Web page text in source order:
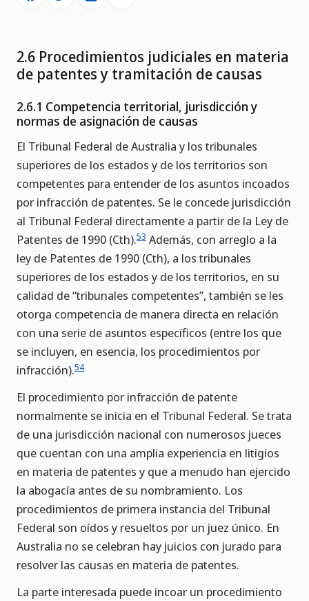
2.6 Procedimientos judiciales en materia
de patentes y tramitación de causas
2.6.1 Competencia territorial, jurisdicción y
normas de asignación de causas
El Tribunal Federal de Australia y los tribunales
superiores de los estados y de los territorios son
competentes para entender de los asuntos incoados
por infracción de patentes. Se le concede jurisdicción
al Tribunal Federal directamente a partir de la Ley de
Patentes de 1990 (Cth).53 Además, con arreglo a la
ley de Patentes de 1990 (Cth), a los tribunales
superiores de los estados y de los territorios, en su
calidad de “tribunales competentes”, también se les
otorga competencia de manera directa en relación
con una serie de asuntos específicos (entre los que
se incluyen, en esencia, los procedimientos por
infracción).54
El procedimiento por infracción de patente
normalmente se inicia en el Tribunal Federal. Se trata
de una jurisdicción nacional con numerosos jueces
que cuentan con una amplia experiencia en litigios
en materia de patentes y que a menudo han ejercido
la abogacía antes de su nombramiento. Los
procedimientos de primera instancia del Tribunal
Federal son oídos y resueltos por un juez único. En
Australia no se celebran hay juicios con jurado para
resolver las causas en materia de patentes.
La parte interesada puede incoar un procedimiento